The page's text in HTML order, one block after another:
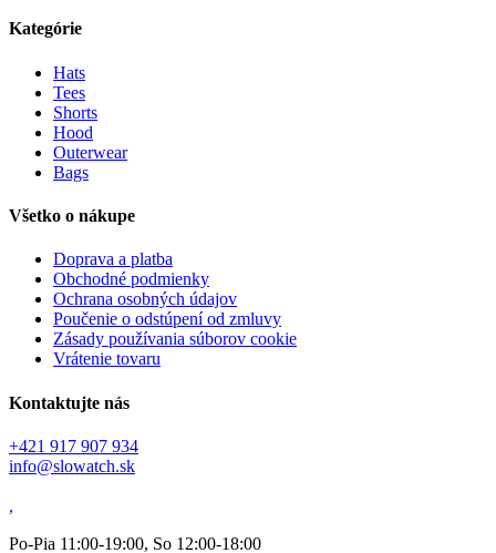
Kategórie
Hats
Tees
Shorts
Hood
Outerwear
Bags
Všetko o nákupe
Doprava a platba
Obchodné podmienky
Ochrana osobných údajov
Poučenie o odstúpení od zmluvy
Zásady používania súborov cookie
Vrátenie tovaru
Kontaktujte nás
+421 917 907 934
info@slowatch.sk
,
Po-Pia 11:00-19:00, So 12:00-18:00